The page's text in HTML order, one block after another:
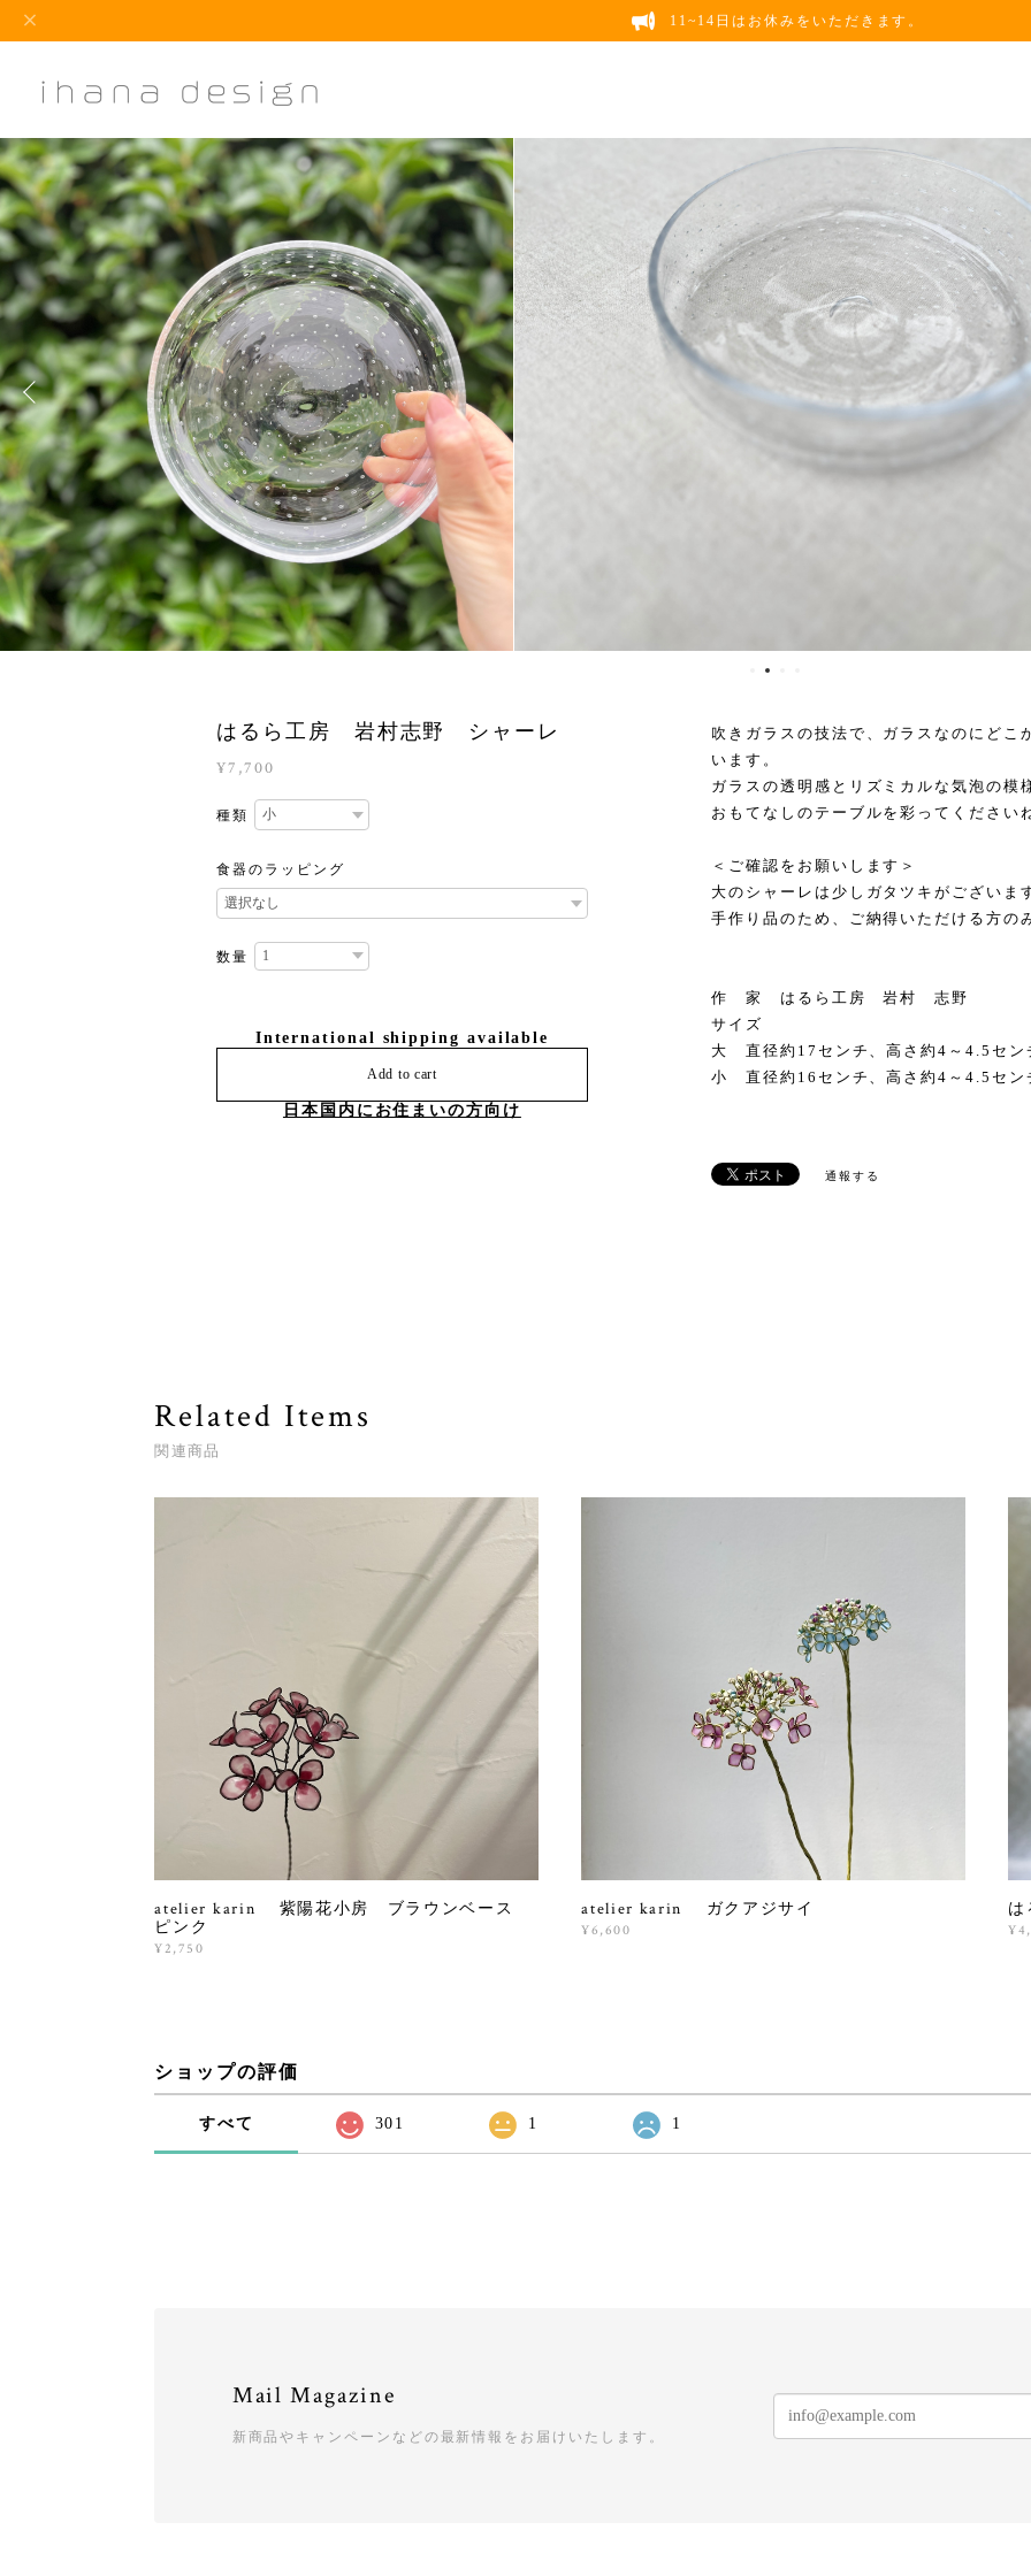
11~14日はお休みをいただきます。
はるら工房 岩村志野 シャーレ
¥7,700
種類
食器のラッピング
数量
International shipping available
Add to cart
日本国内にお住まいの方向け
吹きガラスの技法で、ガラスなのにどこ
います。
ガラスの透明感とリズミカルな気泡の模
おもてなしのテーブルを彩ってください
＜ご確認をお願いします＞
大のシャーレは少しガタツキがございま
手作り品のため、ご納得いただける方の
作 家 はるら工房 岩村 志野
サイズ
大 直径約17センチ、高さ約4～4.5セン
小 直径約16センチ、高さ約4～4.5セン
通報する
Related Items
関連商品
atelier karin 紫陽花小房 ブラウンベース
ピンク
¥2,750
atelier karin ガクアジサイ
¥6,600
ショップの評価
すべて 301 1 1
Mail Magazine
新商品やキャンペーンなどの最新情報をお届けいたします。